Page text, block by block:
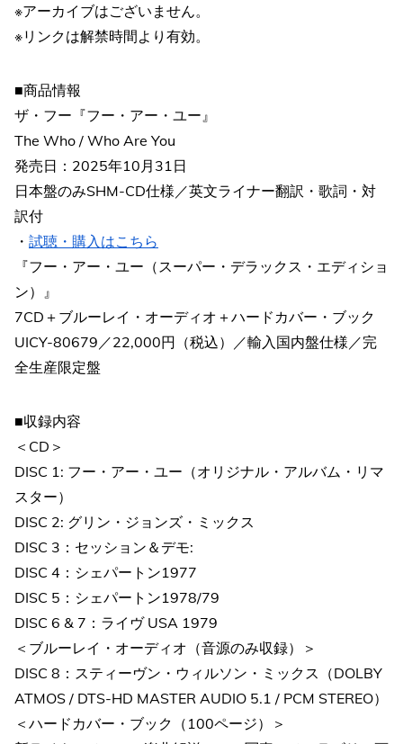
※アーカイブはございません。
※リンクは解禁時間より有効。
■商品情報
ザ・フー『フー・アー・ユー』
The Who / Who Are You
発売日：2025年10月31日
日本盤のみSHM-CD仕様／英文ライナー翻訳・歌詞・対
訳付
・ 試聴・購入はこちら
『フー・アー・ユー（スーパー・デラックス・エディショ
ン）』
7CD＋ブルーレイ・オーディオ＋ハードカバー・ブック
UICY-80679／22,000円（税込）／輸入国内盤仕様／完
全生産限定盤
■収録内容
＜CD＞
DISC 1: フー・アー・ユー（オリジナル・アルバム・リマ
スター）
DISC 2: グリン・ジョンズ・ミックス
DISC 3：セッション＆デモ:
DISC 4：シェパートン1977
DISC 5：シェパートン1978/79
DISC 6 & 7：ライヴ USA 1979
＜ブルーレイ・オーディオ（音源のみ収録）＞
DISC 8：スティーヴン・ウィルソン・ミックス（DOLBY
ATMOS / DTS-HD MASTER AUDIO 5.1 / PCM STEREO）
＜ハードカバー・ブック（100ページ）＞